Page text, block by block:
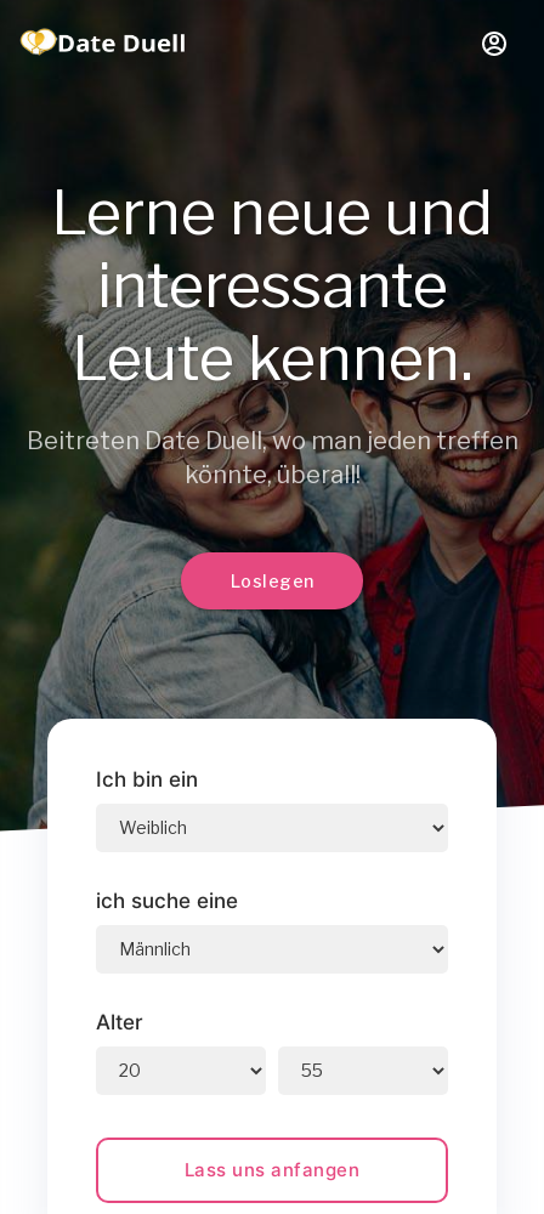
Lerne neue und
interessante
Leute kennen.
Beitreten Date Duell, wo man jeden treffen
könnte, überall!
Loslegen
Ich bin ein
ich suche eine
Alter
Lass uns anfangen